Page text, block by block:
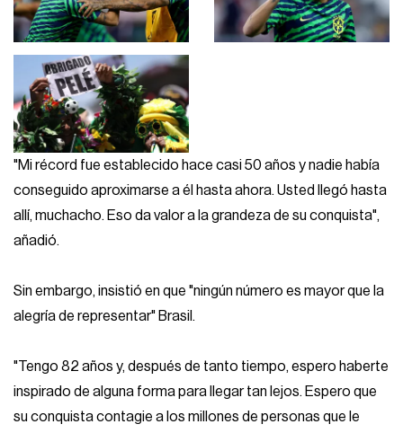
"Mi récord fue establecido hace casi 50 años y nadie había
conseguido aproximarse a él hasta ahora. Usted llegó hasta
allí, muchacho. Eso da valor a la grandeza de su conquista",
añadió.
Sin embargo, insistió en que "ningún número es mayor que la
alegría de representar" Brasil.
"Tengo 82 años y, después de tanto tiempo, espero haberte
inspirado de alguna forma para llegar tan lejos. Espero que
su conquista contagie a los millones de personas que le